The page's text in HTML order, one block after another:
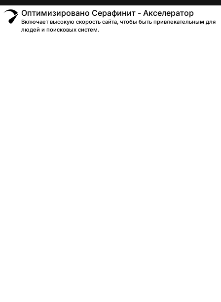
Оптимизировано Серафинит - Акселератор
Включает высокую скорость сайта, чтобы быть привлекательным для
людей и поисковых систем.